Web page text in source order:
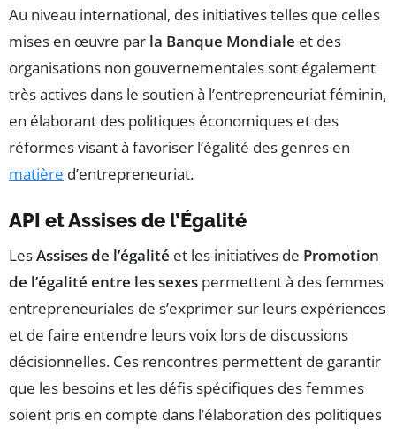
Au niveau international, des initiatives telles que celles
mises en œuvre par la Banque Mondiale et des
organisations non gouvernementales sont également
très actives dans le soutien à l’entrepreneuriat féminin,
en élaborant des politiques économiques et des
réformes visant à favoriser l’égalité des genres en
matière d’entrepreneuriat.
API et Assises de l’Égalité
LesAssises de l’égalité et les initiatives de Promotion
de l’égalité entre les sexes permettent à des femmes
entrepreneuriales de s’exprimer sur leurs expériences
et de faire entendre leurs voix lors de discussions
décisionnelles. Ces rencontres permettent de garantir
que les besoins et les défis spécifiques des femmes
soient pris en compte dans l’élaboration des politiques